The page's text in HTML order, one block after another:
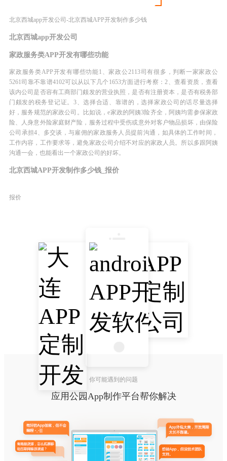
北京西城app开发公司-北京西城APP开发制作多少钱
北京西城app开发公司
家政服务类APP开发有哪些功能
家政服务类APP开发有哪些功能1、家政公2113司有很多，判断一家家政公
5261司靠不靠谱4102可以从以下几个1653方面进行考察：2、查看资质，查看
该内公司是否容有工商部门颇发的营业执照，是否有注册资本，是否有税务部
门颇发的税务登记证。3、选择合适、靠谱的，选择家政公司的话尽量选择
好，服务规范的家政公司。比如说，e家政的阿姨3险齐全，阿姨均需参保家政
险、人身意外险家庭财产险，服务过程中受伤或意外对客户物品损坏，由保险
公司承担4、多交谈，与雇佣的家政服务人员提前沟通，如具体的工作时间，
工作内容，工作要求等，避免家政公司介绍不对应的家政人员。所以多跟阿姨
沟通一会，也能看出一个家政公司的好坏。
北京西城APP开发制作多少钱_报价
报价
你可能遇到的问题
应用公园App制作平台帮你解决